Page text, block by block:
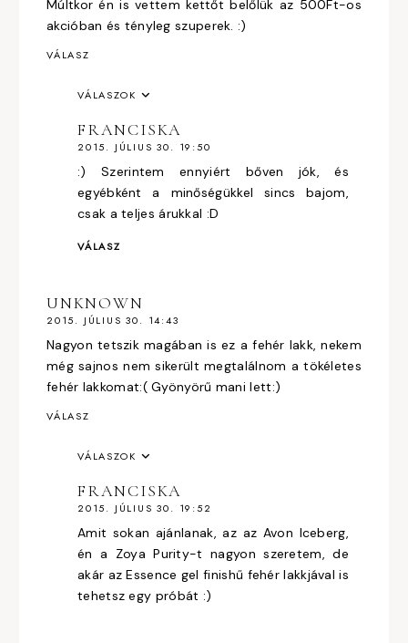
Múltkor én is vettem kettőt belőlük az 500Ft-os
akcióban és tényleg szuperek. :)
VÁLASZ
VÁLASZOK
FRANCISKA
2015. JÚLIUS 30. 19:50
:) Szerintem ennyiért bőven jók, és
egyébként a minőségükkel sincs bajom,
csak a teljes árukkal :D
VÁLASZ
UNKNOWN
2015. JÚLIUS 30. 14:43
Nagyon tetszik magában is ez a fehér lakk, nekem
még sajnos nem sikerült megtalálnom a tökéletes
fehér lakkomat:( Gyönyörű mani lett:)
VÁLASZ
VÁLASZOK
FRANCISKA
2015. JÚLIUS 30. 19:52
Amit sokan ajánlanak, az az Avon Iceberg,
én a Zoya Purity-t nagyon szeretem, de
akár az Essence gel finishű fehér lakkjával is
tehetsz egy próbát :)